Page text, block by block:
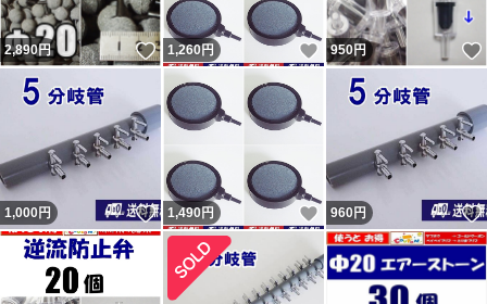
2,890円 いいね！
1,260円 いいね！
950円
1,000円 いいね！
1,490円 いいね！
960円